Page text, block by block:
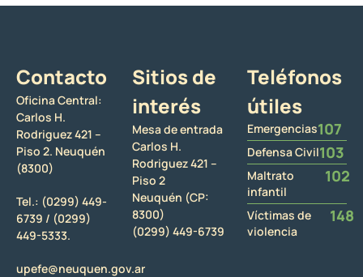
Contacto
Oficina Central:
Carlos H.
Rodriguez 421 –
Piso 2. Neuquén
(8300)
Tel.: (0299) 449-
6739 / (0299)
449-5333.
upefe@neuquen.gov.ar
Sitios de
interés
Mesa de entrada
Carlos H.
Rodriguez 421 –
Piso 2
Neuquén (CP:
8300)
(0299) 449-6739
Teléfonos
útiles
Emergencias107
Defensa Civil103
Maltrato
infantil
102
Víctimas de
violencia
148